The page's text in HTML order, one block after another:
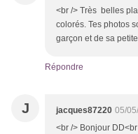
<br /> Très belles
colorés. Tes photos
garçon et de sa
Répondre
J jacques87220 05/
<br /> Bonjour